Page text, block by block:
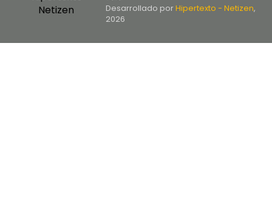
Desarrollado porHipertexto - Netizen,
2026